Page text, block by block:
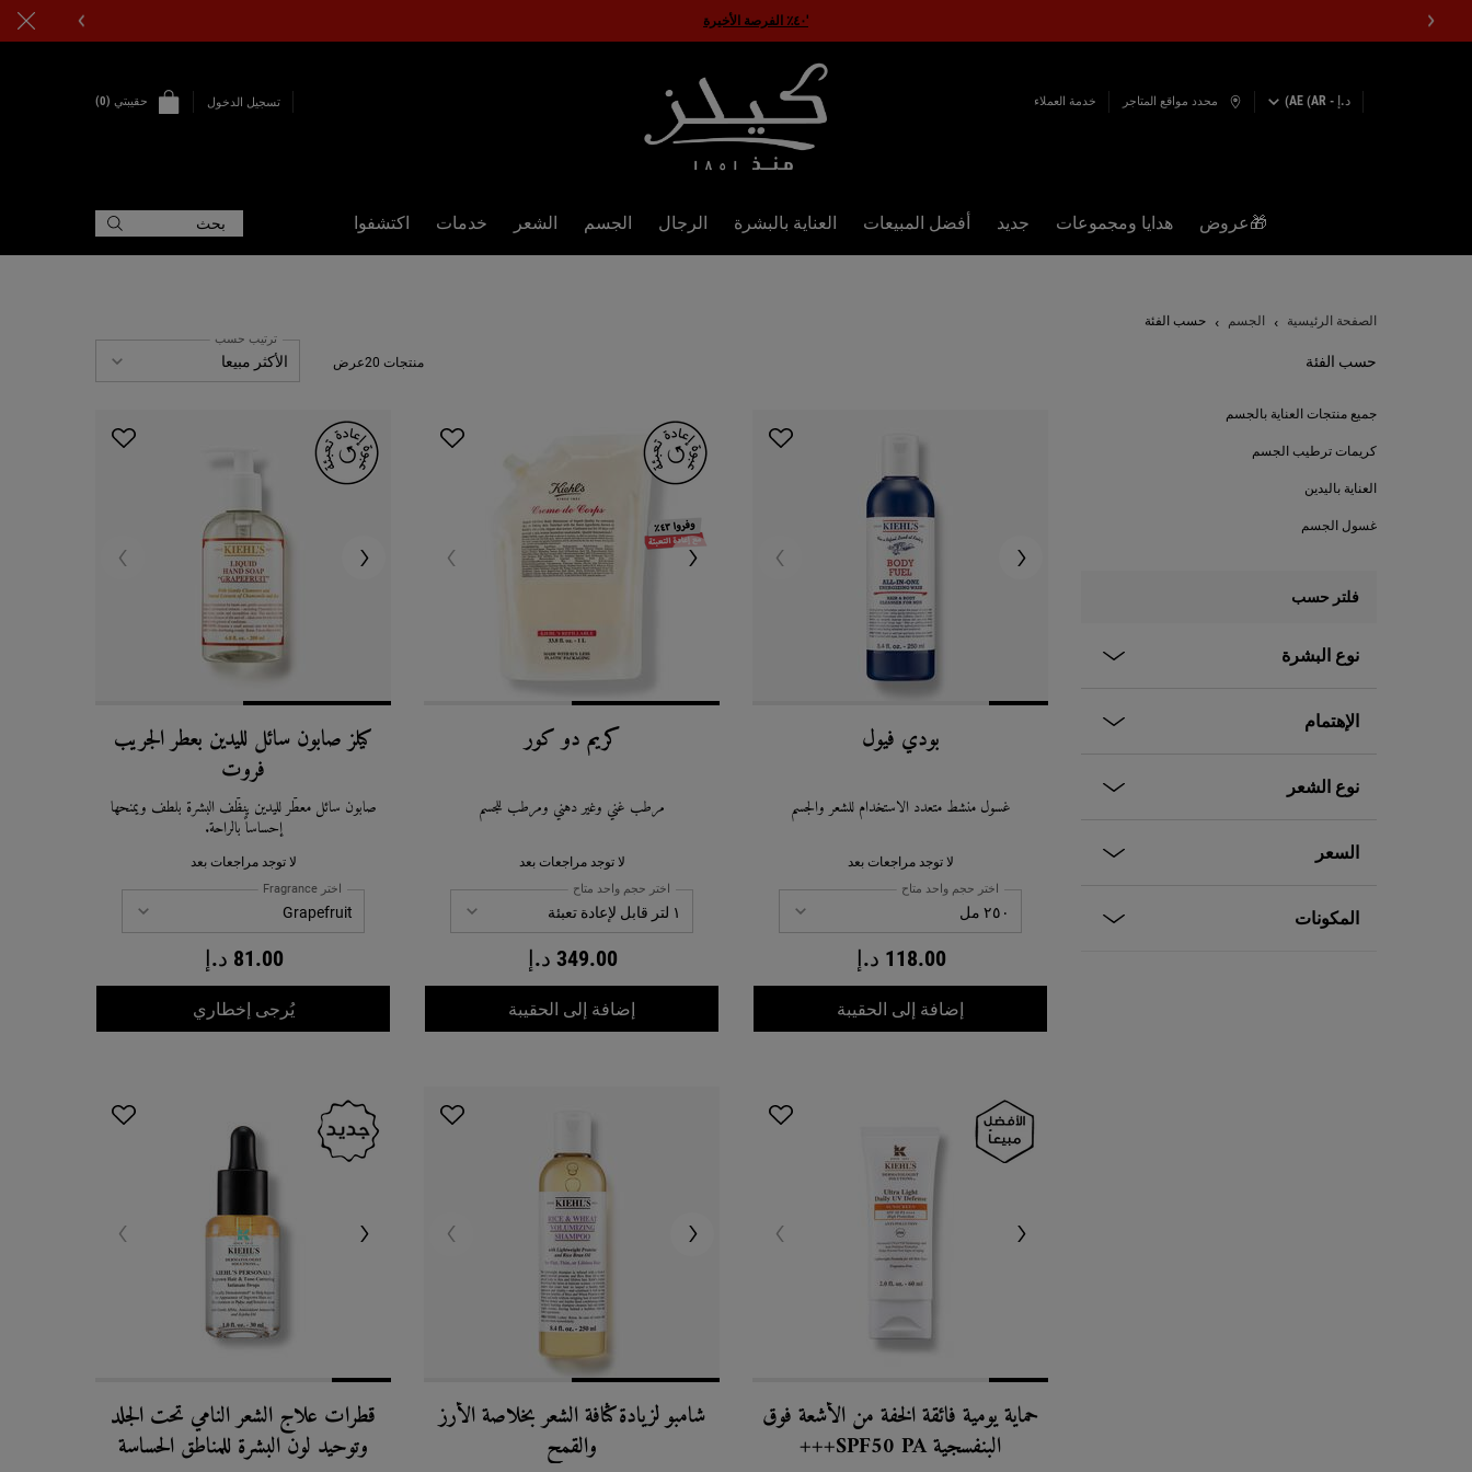
'٤٠٪ الفرصة الأخيرة
د.إ - AE (AR) محدد مواقع المتاجر خدمة العملاء تسجيل الدخول حقيبتي 0
🎁عروض هدايا ومجموعات جديد أفضل المبيعات العناية بالبشرة الرجال الجسم الشعر خدمات اكتشفوا بحث
الصفحة الرئيسية الجسم حسب الفئة
حسب الفئة منتجات 20عرض
ترتيب حسب
حسب الفئة
جميع منتجات العناية بالجسم
كريمات ترطيب الجسم
العناية باليدين
غسول الجسم
فلتر حسب
نوع البشرة
الإهتمام
نوع الشعر
السعر
المكونات
بودي فيول
غسول منشط متعدد الاستخدام للشعر والجسم
لا توجد مراجعات بعد
اختر حجم واحد متاح
118.00 د.إ
إضافة إلى الحقيبة
كريم دو كور
مرطب غني وغير دهني ومرطب للجسم
لا توجد مراجعات بعد
اختر حجم واحد متاح
349.00 د.إ
إضافة إلى الحقيبة
كيلز صابون سائل لليدين بعطر الجريب
فروت
صابون سائل معطّر لليدين ينظّف البشرة بلطف ويمنحها
إحساساً بالراحة.
لا توجد مراجعات بعد
اختر Fragrance
81.00 د.إ
يُرجى إخطاري
حماية يومية فائقة الخفة من الأشعة فوق
البنفسجية SPF50 PA+++
شامبو لزيادة كثافة الشعر بخلاصة الأرز
والقمح
قطرات علاج الشعر النامي تحت الجلد
وتوحيد لون البشرة للمناطق الحساسة